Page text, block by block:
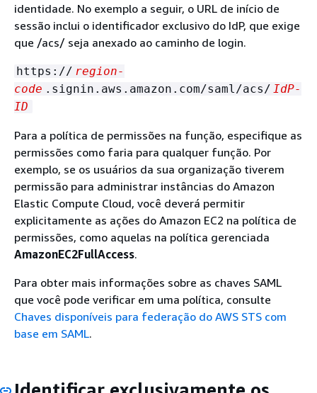
identidade. No exemplo a seguir, o URL de início de
sessão inclui o identificador exclusivo do IdP, que exige
que /acs/ seja anexado ao caminho de login.
https:// region-
code .signin.aws.amazon.com/saml/acs/ IdP-
ID
Para a política de permissões na função, especifique as
permissões como faria para qualquer função. Por
exemplo, se os usuários da sua organização tiverem
permissão para administrar instâncias do Amazon
Elastic Compute Cloud, você deverá permitir
explicitamente as ações do Amazon EC2 na política de
permissões, como aquelas na política gerenciada
AmazonEC2FullAccess.
Para obter mais informações sobre as chaves SAML
que você pode verificar em uma política, consulte
Chaves disponíveis para federação do AWS STS com
base em SAML.